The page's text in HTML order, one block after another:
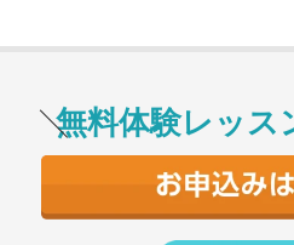
無料体験レッス